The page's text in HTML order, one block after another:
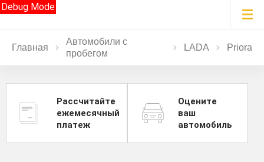
Debug Mode
Главная
Автомобили с
пробегом
LADA Priora
Рассчитайте
ежемесячный
платеж
Оцените
ваш
автомобиль